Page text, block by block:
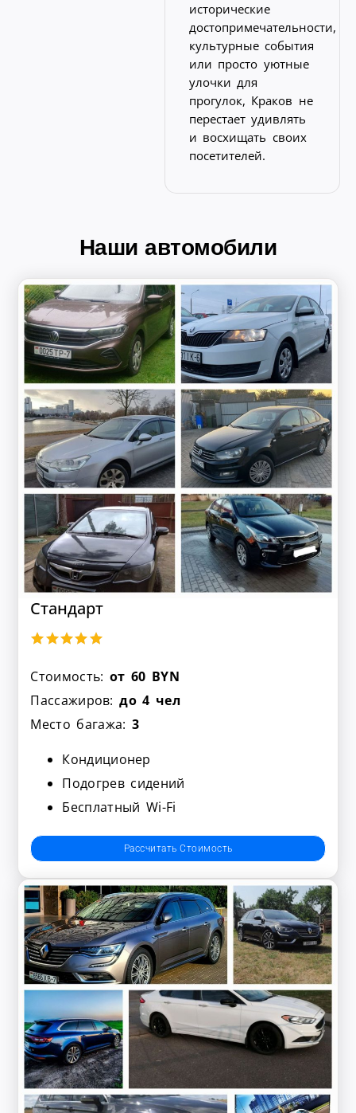
исторические
достопримечательности,
культурные события
или просто уютные
улочки для
прогулок, Краков не
перестает удивлять
и восхищать своих
посетителей.
Наши автомобили
Стандарт
Стоимость: от 60 BYN
Пассажиров: до 4 чел
Место багажа:3
Кондиционер
Подогрев сидений
Бесплатный Wi-Fi
Рассчитать Стоимость